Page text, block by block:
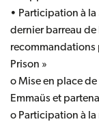
• Participation à
dernier barreau de
recommandations
Prison »
o Mise en place
Emmaüs et
o Participation à la